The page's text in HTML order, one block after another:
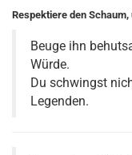
Respektiere den
Beuge ihn
Würde.
Du schwingst
Legenden.